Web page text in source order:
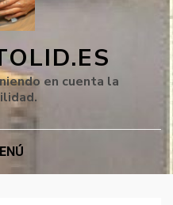
en cuenta la